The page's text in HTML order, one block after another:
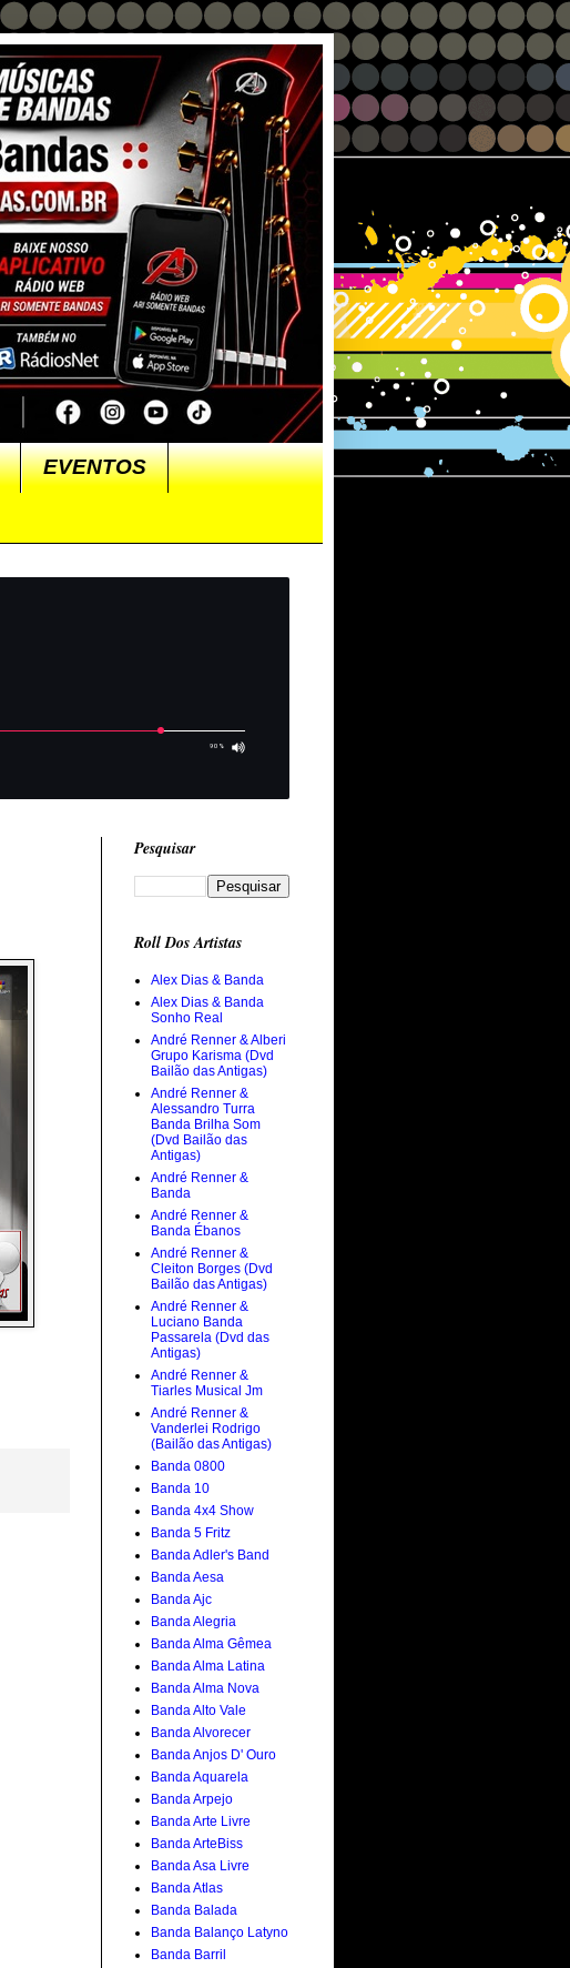
EVENTOS
Pesquisar
Roll Dos Artistas
Alex Dias & Banda
Alex Dias & Banda
Sonho Real
André Renner & Alberi
Grupo Karisma (Dvd
Bailão das Antigas)
André Renner &
Alessandro Turra
Banda Brilha Som
(Dvd Bailão das
Antigas)
André Renner &
Banda
André Renner &
Banda Ébanos
André Renner &
Cleiton Borges (Dvd
Bailão das Antigas)
André Renner &
Luciano Banda
Passarela (Dvd das
Antigas)
André Renner &
Tiarles Musical Jm
André Renner &
Vanderlei Rodrigo
(Bailão das Antigas)
Banda 0800
Banda 10
Banda 4x4 Show
Banda 5 Fritz
Banda Adler's Band
Banda Aesa
Banda Ajc
Banda Alegria
Banda Alma Gêmea
Banda Alma Latina
Banda Alma Nova
Banda Alto Vale
Banda Alvorecer
Banda Anjos D' Ouro
Banda Aquarela
Banda Arpejo
Banda Arte Livre
Banda ArteBiss
Banda Asa Livre
Banda Atlas
Banda Balada
Banda Balanço Latyno
Banda Barril